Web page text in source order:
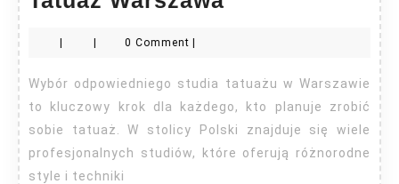
| | 0 Comment |
Wybór odpowiedniego studia tatuażu w Warszawie
to kluczowy krok dla każdego, kto planuje zrobić
sobie tatuaż. W stolicy Polski znajduje się wiele
profesjonalnych studiów, które oferują różnorodne
style i techniki